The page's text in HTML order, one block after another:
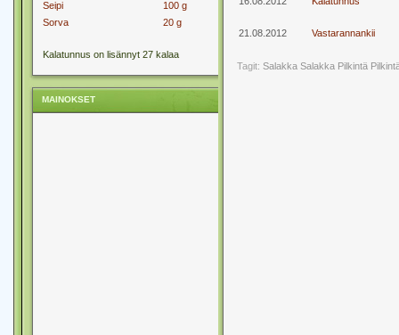
Seipi
100 g
Sorva
20 g
Kalatunnus on lisännyt 27 kalaa
MAINOKSET
21.08.2012 Vastarannankii
Tagit: Salakka Salakka Pilkintä